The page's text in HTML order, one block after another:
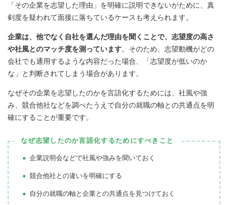
「その企業を志望した理由」を明確に説明できないがために、真
剣度を疑われて面接に落ちているケースも考えられます。
企業は、他でなく自社を選んだ理由を聞くことで、志望度の高さ
や社風とのマッチ度を測っています。そのため、志望動機がどの
会社でも通用するような内容だった場合、「志望度が低いのか
な」と判断されてしまう場合があります。
なぜその企業を志望したのかを言語化するためには、社風や強
み、競合他社などを調べたうえで自分の就職の軸との共通点を明
確にすることが重要です。
なぜ志望したのか言語化するためにすべきこと
企業説明会などで社風や強みを聞いておく
競合他社との違いを明確にする
自分の就職の軸と企業との共通点を見つけておく